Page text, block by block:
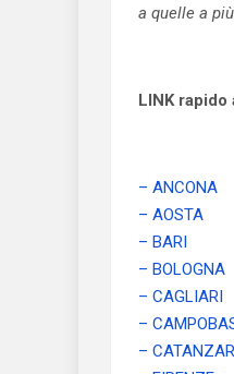
a quelle a
LINK rapido
– ANCONA
– AOSTA
– BARI
– BOLOGNA
– CAGLIARI
–
–